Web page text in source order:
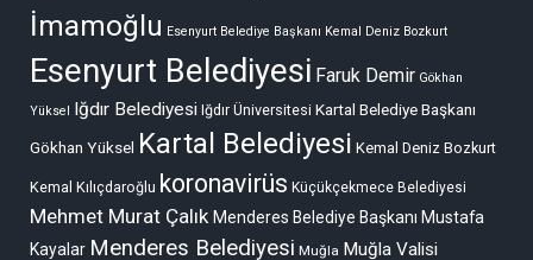
İmamoğlu Esenyurt Belediye Başkanı Kemal Deniz Bozkurt
Esenyurt Belediyesi Faruk Demir Gökhan
Yüksel Iğdır Belediyesi Iğdır Üniversitesi Kartal Belediye Başkanı
Gökhan Yüksel Kartal Belediyesi Kemal Deniz Bozkurt
Kemal Kılıçdaroğlu koronavirüs Küçükçekmece Belediyesi
Mehmet Murat Çalık Menderes Belediye Başkanı Mustafa
Kayalar Menderes Belediyesi Muğla Muğla Valisi